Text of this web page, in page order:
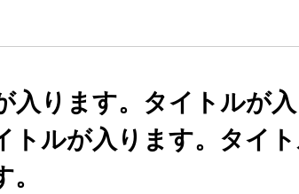
ります。タイトルが
トルが入ります。タイ